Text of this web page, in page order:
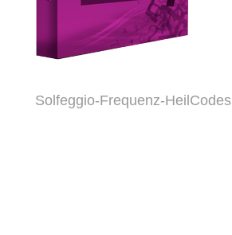
Solfeggio-Frequenz-HeilCodes